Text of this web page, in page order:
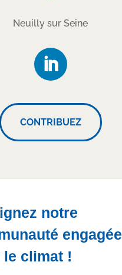
Neuilly sur Seine
CONTRIBUEZ
notre
engagée
le climat !